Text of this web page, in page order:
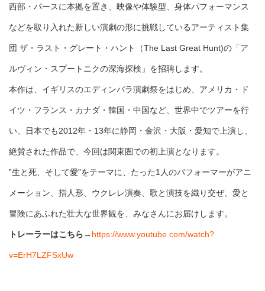
西部・パースに本拠を置き、映像や体験型、身体パフォーマンス
などを取り入れた新しい演劇の形に挑戦しているアーティスト集
団 ザ・ラスト・グレート・ハント（The Last Great Hunt)の「ア
ルヴィン・スプートニクの深海探検」を招聘します。
本作は、イギリスのエディンバラ演劇祭をはじめ、アメリカ・ド
イツ・フランス・カナダ・韓国・中国など、世界中でツアーを行
い、日本でも2012年・13年に静岡・金沢・大阪・愛知で上演し、
絶賛された作品で、今回は関東圏での初上演となります。
‟生と死、そして愛”をテーマに、たった1人のパフォーマーがアニ
メーション、指人形、ウクレレ演奏、歌と演技を織り交ぜ、愛と
冒険にあふれた壮大な世界観を、みなさんにお届けします。
トレーラーはこちら→ https://www.youtube.com/watch?
v=ErH7LZFSxUw